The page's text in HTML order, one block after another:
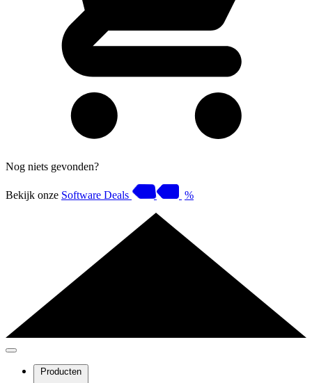
Nog niets gevonden?
Bekijk onze Software Deals %
Producten